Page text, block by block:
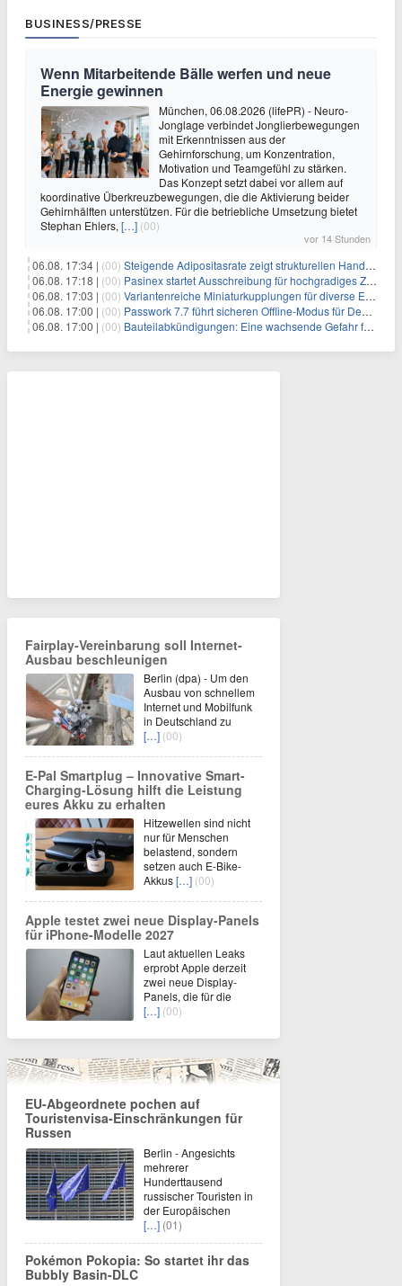
BUSINESS/PRESSE
Wenn Mitarbeitende Bälle werfen und neue
Energie gewinnen
München, 06.08.2026 (lifePR) - Neuro-
Jonglage verbindet Jonglierbewegungen
mit Erkenntnissen aus der
Gehirnforschung, um Konzentration,
Motivation und Teamgefühl zu stärken.
Das Konzept setzt dabei vor allem auf
koordinative Überkreuzbewegungen, die die Aktivierung beider
Gehirnhälften unterstützen. Für die betriebliche Umsetzung bietet
Stephan Ehlers, […] (00)
vor 14 Stunden
06.08. 17:34 | (00) Steigende Adipositasrate zeigt strukturellen Handlungsbedarf bei der Ernährung schulpflichtiger Kinder
06.08. 17:18 | (00) Pasinex startet Ausschreibung für hochgradiges Zinksulfidkonzentrat mit Germanium- und Silbergehalten und stellt ein Betriebsupdate bereit
06.08. 17:03 | (00) Variantenreiche Miniaturkupplungen für diverse Einsatzbereiche
06.08. 17:00 | (00) Passwork 7.7 führt sicheren Offline-Modus für Desktop- und Mobile-Apps ein
06.08. 17:00 | (00) Bauteilabkündigungen: Eine wachsende Gefahr für industrielle Elektroniksysteme
Fairplay-Vereinbarung soll Internet-
Ausbau beschleunigen
Berlin (dpa) - Um den
Ausbau von schnellem
Internet und Mobilfunk
in Deutschland zu
[…] (00)
E-Pal Smartplug – Innovative Smart-
Charging-Lösung hilft die Leistung
eures Akku zu erhalten
Hitzewellen sind nicht
nur für Menschen
belastend, sondern
setzen auch E-Bike-
Akkus[…] (00)
Apple testet zwei neue Display-Panels
für iPhone-Modelle 2027
Laut aktuellen Leaks
erprobt Apple derzeit
zwei neue Display-
Panels, die für die
[…] (00)
EU-Abgeordnete pochen auf
Touristenvisa-Einschränkungen für
Russen
Berlin - Angesichts
mehrerer
Hunderttausend
russischer Touristen in
der Europäischen
[…] (01)
Pokémon Pokopia: So startet ihr das
Bubbly Basin-DLC